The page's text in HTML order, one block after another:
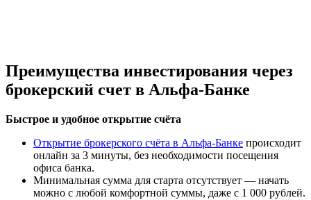
Преимущества инвестирования через
брокерский счет в Альфа-Банке
Быстрое и удобное открытие счёта
Открытие брокерского счёта в Альфа-Банке происходит
онлайн за 3 минуты, без необходимости посещения
офиса банка.
Минимальная сумма для старта отсутствует — начать
можно с любой комфортной суммы, даже с 1 000 рублей.